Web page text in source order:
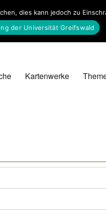
Kartenwerke
dies kann jedoch zu
der Universität Greifswald